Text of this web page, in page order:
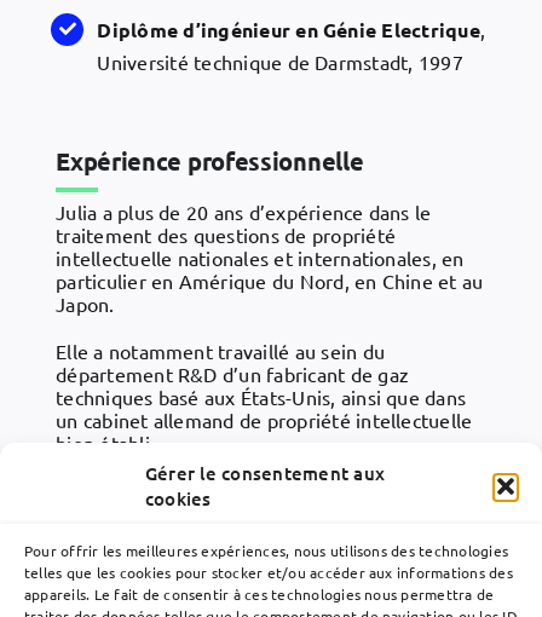
Gérer le consentement aux
cookies
Pour offrir les meilleures expériences, nous utilisons des technologies
telles que les cookies pour stocker et/ou accéder aux informations des
appareils. Le fait de consentir à ces technologies nous permettra de
Diplôme d’ingénieur en Génie Electrique,
Université technique de Darmstadt, 1997
Expérience professionnelle
Julia a plus de 20 ans d’expérience dans le
traitement des questions de propriété
intellectuelle nationales et internationales, en
particulier en Amérique du Nord, en Chine et au
Japon.
Elle a notamment travaillé au sein du
département R&D d’un fabricant de gaz
techniques basé aux États-Unis, ainsi que dans
un cabinet allemand de propriété intellectuelle
bien établi.
Elle a également traité toutes les questions de
propriété intellectuelle liées au secteur de
de l’un des principaux fabricants mondiaux de
machines et de systèmes de traitement des
plastiques et du caoutchouc